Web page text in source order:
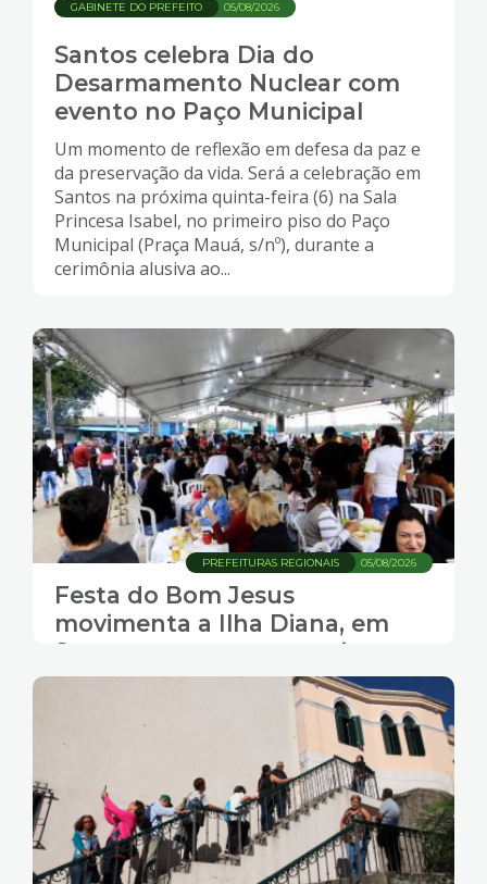
05/08/2026
GABINETE DO PREFEITO
Santos celebra Dia do
Desarmamento Nuclear com
evento no Paço Municipal
Um momento de reflexão em defesa da paz e
da preservação da vida. Será a celebração em
Santos na próxima quinta-feira (6) na Sala
Princesa Isabel, no primeiro piso do Paço
Municipal (Praça Mauá, s/nº), durante a
cerimônia alusiva ao...
05/08/2026
PREFEITURAS REGIONAIS
Festa do Bom Jesus
movimenta a Ilha Diana, em
Santos, com gastronomia,
música e transporte gratuito